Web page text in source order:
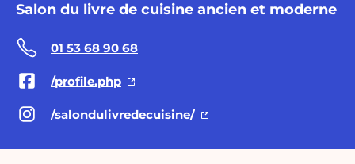
Salon du livre de cuisine ancien et moderne
01 53 68 90 68
/profile.php
/salondulivredecuisine/